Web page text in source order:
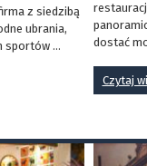
z siedzibą
ubrania,
sportów ...
dostać
Czytaj